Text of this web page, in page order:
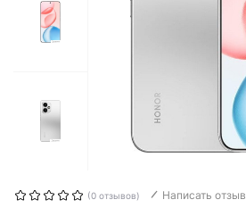
(0 отзывов) Написать отзыв